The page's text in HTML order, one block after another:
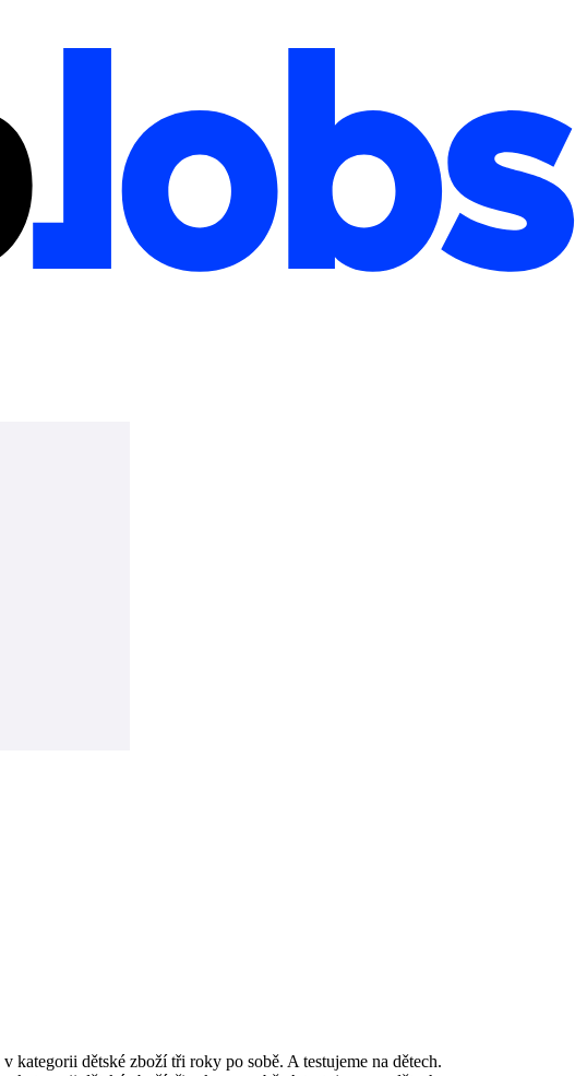
dětské zboží tři roky po sobě. A testujeme na dětech.